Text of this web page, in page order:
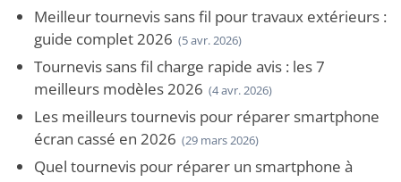
Meilleur tournevis sans fil pour travaux extérieurs :
guide complet 2026 (5 avr. 2026)
Tournevis sans fil charge rapide avis : les 7
meilleurs modèles 2026 (4 avr. 2026)
Les meilleurs tournevis pour réparer smartphone
écran cassé en 2026 (29 mars 2026)
Quel tournevis pour réparer un smartphone à